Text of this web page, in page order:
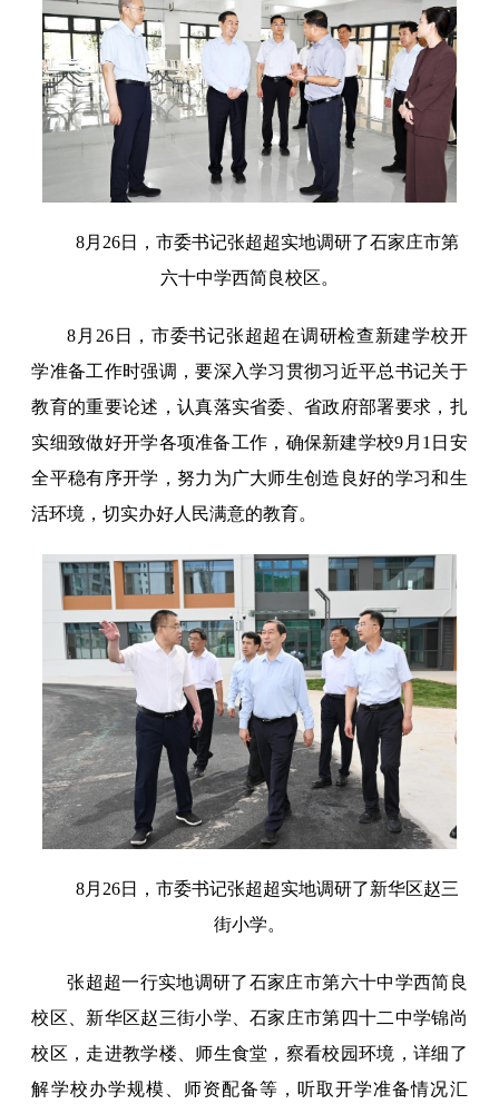
8月26日，市委书记张超超实地调研了石家庄市第
六十中学西简良校区。
8月26日，市委书记张超超在调研检查新建学校开
学准备工作时强调，要深入学习贯彻习近平总书记关于
教育的重要论述，认真落实省委、省政府部署要求，扎
实细致做好开学各项准备工作，确保新建学校9月1日安
全平稳有序开学，努力为广大师生创造良好的学习和生
活环境，切实办好人民满意的教育。
8月26日，市委书记张超超实地调研了新华区赵三
街小学。
张超超一行实地调研了石家庄市第六十中学西简良
校区、新华区赵三街小学、石家庄市第四十二中学锦尚
校区，走进教学楼、师生食堂，察看校园环境，详细了
解学校办学规模、师资配备等，听取开学准备情况汇